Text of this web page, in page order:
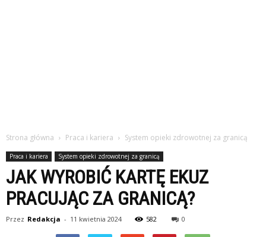
Strona główna Praca i kariera System opieki zdrowotnej za granicą
Praca i kariera System opieki zdrowotnej za granicą
JAK WYROBIĆ KARTĘ EKUZ
PRACUJĄC ZA GRANICĄ?
Przez Redakcja - 11 kwietnia 2024 582 0